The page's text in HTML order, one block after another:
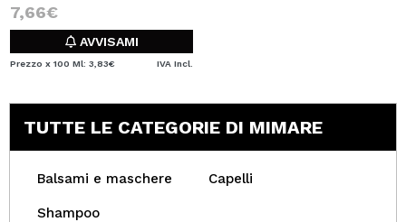
7,66€
AVVISAMI
Prezzo x 100 Ml: 3,83€ IVA Incl.
TUTTE LE CATEGORIE DI MIMARE
Balsami e maschere Capelli
Shampoo